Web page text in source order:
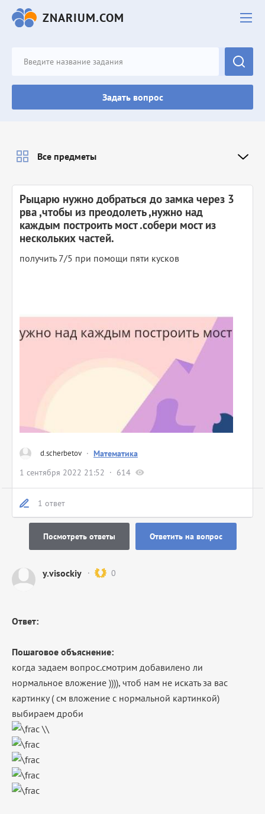
ZNARIUM.COM
Задать вопрос
d.scherbetov · Математика
1 сентября 2022 21:52
614
Рыцарю нужно добраться до замка через 3
рва ,чтобы из преодолеть ,нужно над
каждым построить мост .собери мост из
нескольких частей.
получить 7/5 при помощи пяти кусков
1 ответ
Посмотреть ответы Ответить на вопрос
y.visockiy 0
Ответ:
Пошаговое объяснение:
когда задаем вопрос.смотрим добавилено ли
нормальное вложение )))), чтоб нам не искать за вас
картинку ( см вложение с нормальной картинкой)
выбираем дроби
Все предметы